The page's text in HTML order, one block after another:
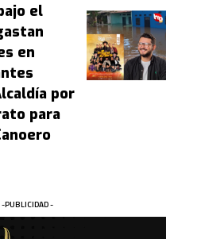
el
en
por
para
-PUBLICIDAD -